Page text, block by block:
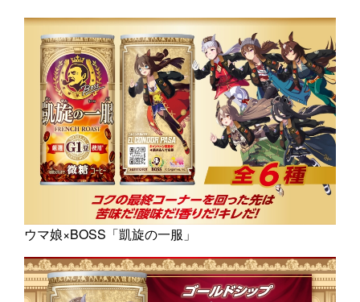
ウマ娘×BOSS「凱旋の一服」